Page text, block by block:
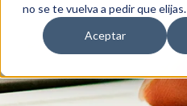
no se te vuelva a pedir que elijas.
Aceptar
PROFESORES